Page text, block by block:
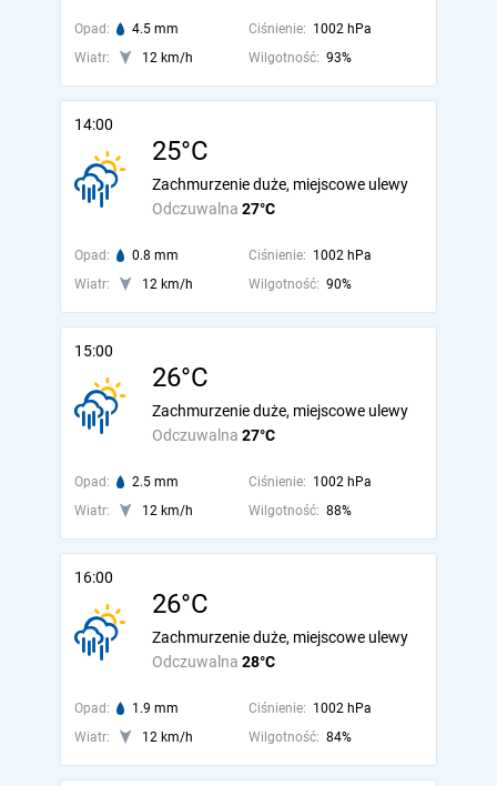
Opad: 4.5 mm Ciśnienie: 1002 hPa
Wiatr:
12 km/h Wilgotność: 93%
14:00
25°C
Odczuwalna 27°C
Zachmurzenie duże, miejscowe ulewy
Opad: 0.8 mm Ciśnienie: 1002 hPa
Wiatr:
12 km/h Wilgotność: 90%
15:00
26°C
Odczuwalna 27°C
Zachmurzenie duże, miejscowe ulewy
Opad: 2.5 mm Ciśnienie: 1002 hPa
Wiatr:
12 km/h Wilgotność: 88%
16:00
26°C
Odczuwalna 28°C
Zachmurzenie duże, miejscowe ulewy
Opad: 1.9 mm Ciśnienie: 1002 hPa
Wiatr:
12 km/h Wilgotność: 84%